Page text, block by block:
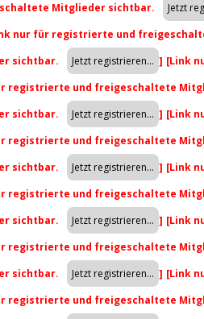
Mitglieder sichtbar.
nur für registrierte und
sichtbar. ] [Link
registrierte und freigeschaltete
sichtbar. ] [Link
registrierte und freigeschaltete
sichtbar. ] [Link
registrierte und freigeschaltete
sichtbar. ] [Link
registrierte und freigeschaltete
sichtbar. ] [Link
registrierte und freigeschaltete